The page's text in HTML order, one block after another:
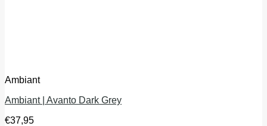
Ambiant
Ambiant | Avanto Dark Grey
€37,95